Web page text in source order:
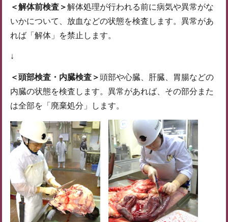
＜解体前検査＞解体処理が行われる前に病気や異常がな
いかについて、放血などの状態を検査します。異常があ
れば「解体」を禁止します。
↓
＜頭部検査・内臓検査＞頭部や心臓、肝臓、胃腸などの
内臓の状態を検査します。異常があれば、その部分また
は全部を「廃棄処分」します。